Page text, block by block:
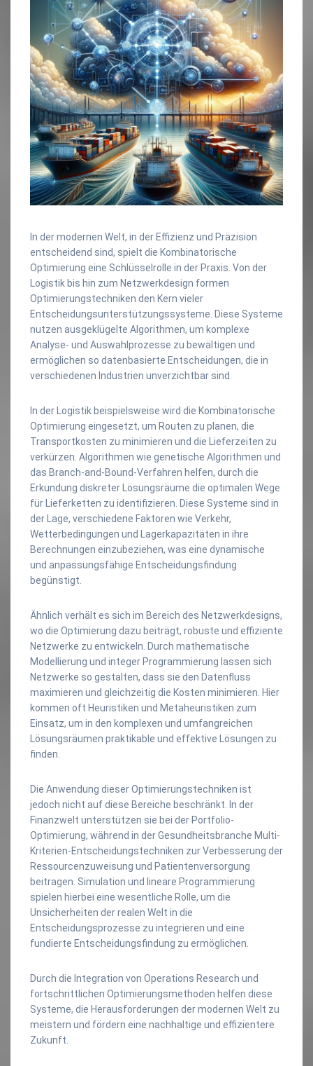
In der modernen Welt, in der Effizienz und Präzision
entscheidend sind, spielt die Kombinatorische
Optimierung eine Schlüsselrolle in der Praxis. Von der
Logistik bis hin zum Netzwerkdesign formen
Optimierungstechniken den Kern vieler
Entscheidungsunterstützungssysteme. Diese Systeme
nutzen ausgeklügelte Algorithmen, um komplexe
Analyse- und Auswahlprozesse zu bewältigen und
ermöglichen so datenbasierte Entscheidungen, die in
verschiedenen Industrien unverzichtbar sind.
In der Logistik beispielsweise wird die Kombinatorische
Optimierung eingesetzt, um Routen zu planen, die
Transportkosten zu minimieren und die Lieferzeiten zu
verkürzen. Algorithmen wie genetische Algorithmen und
das Branch-and-Bound-Verfahren helfen, durch die
Erkundung diskreter Lösungsräume die optimalen Wege
für Lieferketten zu identifizieren. Diese Systeme sind in
der Lage, verschiedene Faktoren wie Verkehr,
Wetterbedingungen und Lagerkapazitäten in ihre
Berechnungen einzubeziehen, was eine dynamische
und anpassungsfähige Entscheidungsfindung
begünstigt.
Ähnlich verhält es sich im Bereich des Netzwerkdesigns,
wo die Optimierung dazu beiträgt, robuste und effiziente
Netzwerke zu entwickeln. Durch mathematische
Modellierung und integer Programmierung lassen sich
Netzwerke so gestalten, dass sie den Datenfluss
maximieren und gleichzeitig die Kosten minimieren. Hier
kommen oft Heuristiken und Metaheuristiken zum
Einsatz, um in den komplexen und umfangreichen
Lösungsräumen praktikable und effektive Lösungen zu
finden.
Die Anwendung dieser Optimierungstechniken ist
jedoch nicht auf diese Bereiche beschränkt. In der
Finanzwelt unterstützen sie bei der Portfolio-
Optimierung, während in der Gesundheitsbranche Multi-
Kriterien-Entscheidungstechniken zur Verbesserung der
Ressourcenzuweisung und Patientenversorgung
beitragen. Simulation und lineare Programmierung
spielen hierbei eine wesentliche Rolle, um die
Unsicherheiten der realen Welt in die
Entscheidungsprozesse zu integrieren und eine
fundierte Entscheidungsfindung zu ermöglichen.
Durch die Integration von Operations Research und
fortschrittlichen Optimierungsmethoden helfen diese
Systeme, die Herausforderungen der modernen Welt zu
meistern und fördern eine nachhaltige und effizientere
Zukunft.